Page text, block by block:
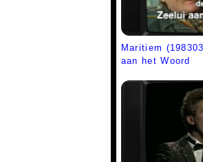
Maritiem
aan het Woord